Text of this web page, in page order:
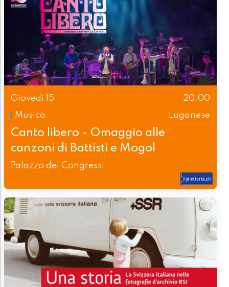
Giovedì 15
20.00
Musica
Luganese
Canto libero - Omaggio alle
canzoni di Battisti e Mogol
Palazzo dei Congressi